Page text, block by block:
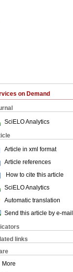
on Demand
SciELO Analytics
Article in xml format
Article references
How to cite this article
SciELO Analytics
Automatic translation
Send this article by e-mail
links
More